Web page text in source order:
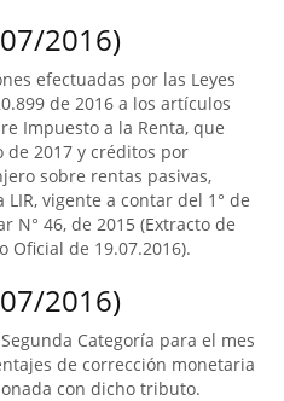
2016)
efectuadas por las Leyes
de 2016 a los artículos
Impuesto a la Renta, que
de 2017 y créditos por
sobre rentas pasivas,
vigente a contar del 1° de
N° 46, de 2015 (Extracto de
Oficial de 19.07.2016).
2016)
Categoría para el mes
de corrección monetaria
con dicho tributo.